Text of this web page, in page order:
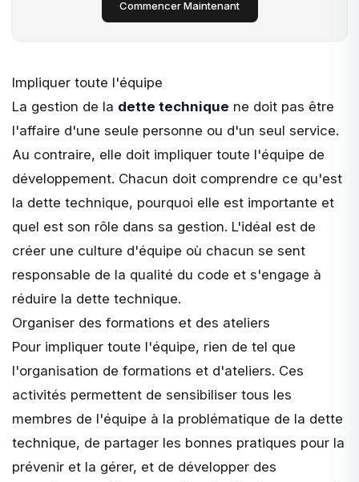
Commencer Maintenant
Impliquer toute l'équipe
La gestion de la dette technique ne doit pas être
l'affaire d'une seule personne ou d'un seul service.
Au contraire, elle doit impliquer toute l'équipe de
développement. Chacun doit comprendre ce qu'est
la dette technique, pourquoi elle est importante et
quel est son rôle dans sa gestion. L'idéal est de
créer une culture d'équipe où chacun se sent
responsable de la qualité du code et s'engage à
réduire la dette technique.
Organiser des formations et des ateliers
Pour impliquer toute l'équipe, rien de tel que
l'organisation de formations et d'ateliers. Ces
activités permettent de sensibiliser tous les
membres de l'équipe à la problématique de la dette
technique, de partager les bonnes pratiques pour la
prévenir et la gérer, et de développer des